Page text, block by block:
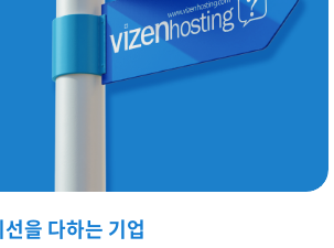
솔루션으로 모든 프로젝트 완성도를
을 다하는 기업